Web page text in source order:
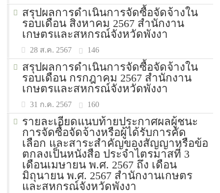
สรุปผลการดำเนินการจัดซื้อจัดจ้างใน
รอบเดือน สิงหาคม 2567 สำนักงาน
เกษตรและสหกรณ์จังหวัดพังงา
28 ส.ค. 2567 146
สรุปผลการดำเนินการจัดซื้อจัดจ้างใน
รอบเดือน กรกฎาคม 2567 สำนักงาน
เกษตรและสหกรณ์จังหวัดพังงา
31 ก.ค. 2567 160
รายละเอียดแนบท้ายประกาศผลผู้ชนะ
การจัดซื้อจัดจ้างหรือผู้ได้รับการคัด
เลือก และสาระสำคัญของสัญญาหรือข้อ
ตกลงเป็นหนังสือ ประจำไตรมาสที่ 3
เดือนเมษายน พ.ศ. 2567 ถึง เดือน
มิถุนายน พ.ศ. 2567 สำนักงานเกษตร
และสหกรณ์จังหวัดพังงา